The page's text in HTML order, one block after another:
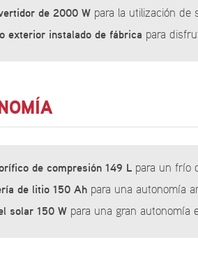
de 2000 W para la utilización de
exterior instalado de fábrica para
de compresión 149 L para un frío
de litio 150 Ah para una autonomía
solar 150 W para una gran autonomía